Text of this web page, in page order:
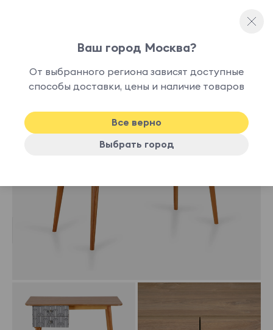
цена
-13%
Ваш город Москва?
От выбранного региона зависят доступные
способы доставки, цены и наличие товаров
Все верно
Выбрать город